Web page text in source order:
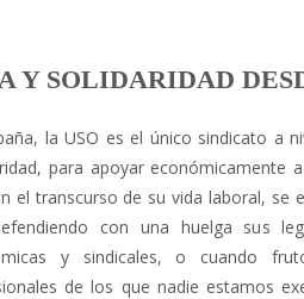
Y SOLIDARIDAD
la USO es el único sindicato a
para apoyar económicamente
el transcurso de su vida laboral, se
con una huelga sus
y sindicales, o cuando
de los que nadie estamos